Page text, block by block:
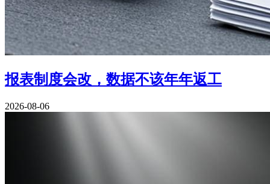
报表制度会改，数据不该年年返工
2026-08-06